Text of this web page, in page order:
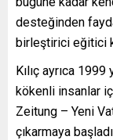
desteğinden
birleştirici eğitici
Kılıç ayrıca 1999
kökenli insanlar
Zeitung – Yeni
çıkarmaya